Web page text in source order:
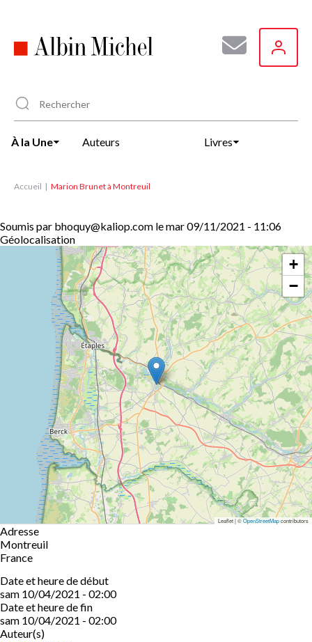
principal
À la Une Auteurs Livres
Accueil Marion Brunet à Montreuil
Soumis par bhoquy@kaliop.com lemar 09/11/2021 - 11:06
Géolocalisation
+
−
Leaflet | ©OpenStreetMapcontributors
Adresse
Montreuil
France
Date et heure de début
sam 10/04/2021 - 02:00
Date et heure de fin
sam 10/04/2021 - 02:00
Auteur(s)